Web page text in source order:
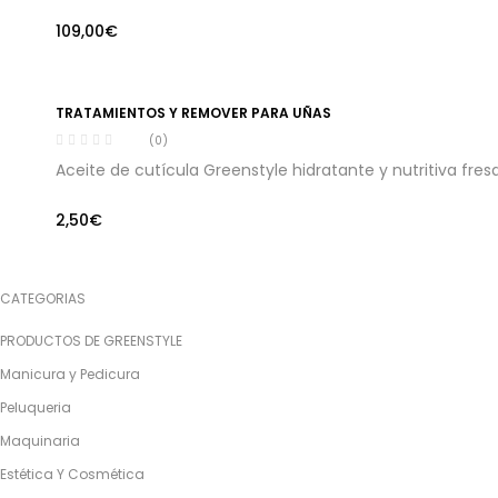
109,00€
TRATAMIENTOS Y REMOVER PARA UÑAS
(0)
Aceite de cutícula Greenstyle hidratante y nutritiva
2,50€
CATEGORIAS
PRODUCTOS DE GREENSTYLE
Manicura y Pedicura
Peluqueria
Maquinaria
Estética Y Cosmética